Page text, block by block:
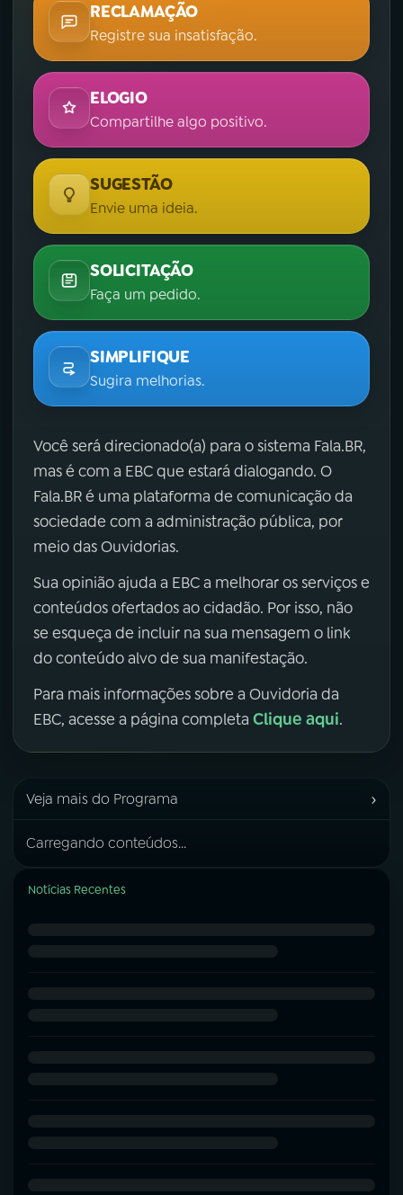
RECLAMAÇÃO
Registre sua insatisfação.
ELOGIO
Compartilhe algo positivo.
SUGESTÃO
Envie uma ideia.
SOLICITAÇÃO
Faça um pedido.
SIMPLIFIQUE
Sugira melhorias.
Você será direcionado(a) para o sistema Fala.BR,
mas é com a EBC que estará dialogando. O
Fala.BR é uma plataforma de comunicação da
sociedade com a administração pública, por
meio das Ouvidorias.
Sua opinião ajuda a EBC a melhorar os serviços e
conteúdos ofertados ao cidadão. Por isso, não
se esqueça de incluir na sua mensagem o link
do conteúdo alvo de sua manifestação.
Para mais informações sobre a Ouvidoria da
EBC, acesse a página completa Clique aqui.
Veja mais do Programa ›
Carregando conteúdos...
Notícias Recentes